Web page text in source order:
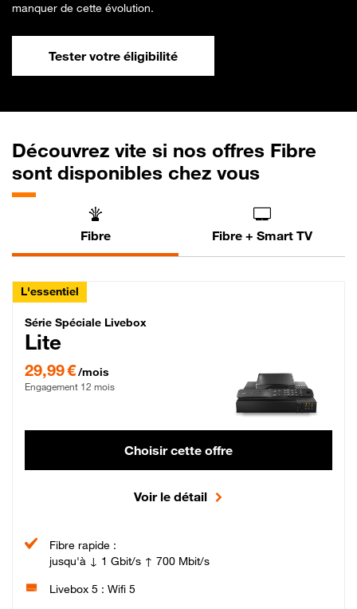
manquer de cette évolution.
Tester votre éligibilité
Découvrez vite si nos offres Fibre
sont disponibles chez vous
Fibre Fibre + Smart TV
L'essentiel
Série Spéciale Livebox Lite Fibre
Série Spéciale Livebox
Lite
29,99 €/mois
Engagement 12 mois
Choisir cette offre
Voir le détail
Fibre rapide :
jusqu'à ↓ 1 Gbit/s ↑ 700 Mbit/s
Livebox 5 : Wifi 5